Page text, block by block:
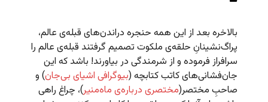
بالاخره بعد از این همه حنجره دراندن‌های قبله‌ی عالم،
پراگ‌نشینانِ حلقه‌ی ملکوت تصمیم گرفتند قبله‌ی عالم را
سرافراز فرموده و از شرمندگی در بیاورند! باشد که این
جان‌فشانی‌های کاتب کتابچه (بیوگرافی اشیای بی‌جان) و
صاحبِ مختصر(مختصری درباره‌ی ماه‌منیر)، چراغ راهی